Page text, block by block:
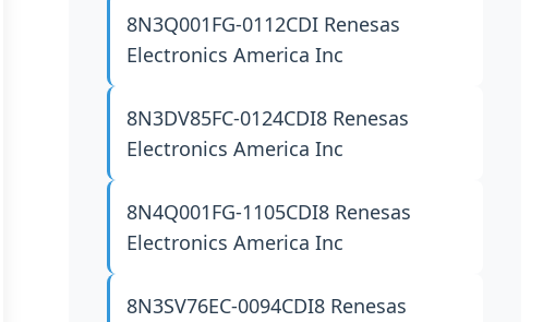
8N3Q001FG-0112CDI Renesas
Electronics America Inc
8N3DV85FC-0124CDI8 Renesas
Electronics America Inc
8N4Q001FG-1105CDI8 Renesas
Electronics America Inc
8N3SV76EC-0094CDI8 Renesas